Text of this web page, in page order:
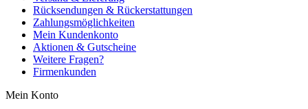
Rücksendungen & Rückerstattungen
Zahlungsmöglichkeiten
Mein Kundenkonto
Aktionen & Gutscheine
Weitere Fragen?
Firmenkunden
Mein Konto